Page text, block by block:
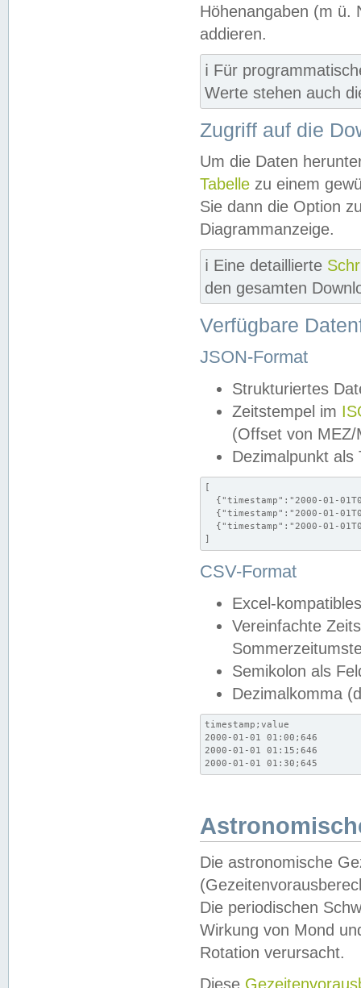
Höhenangaben (m ü.
addieren.
ℹ️ Für
Werte stehen auch
Zugriff auf die
Um die Daten
Tabelle zu einem
Sie dann die Option
Diagrammanzeige.
ℹ️ Eine detaillierte
den gesamten
Verfügbare
JSON-Format
Strukturiertes
Zeitstempel im
(Offset von MEZ/
Dezimalpunkt als
[
{"timestamp":"2000-01-
{"timestamp":"2000-01-
{"timestamp":"2000-01-
]
CSV-Format
Excel-
Vereinfachte
Semikolon als
Dezimalkomma
timestamp;value
2000-01-01 01:00;646
2000-01-01 01:15;646
2000-01-01 01:30;645
Die astronomische
Die periodischen
Wirkung von Mond
Rotation verursacht.
Diese